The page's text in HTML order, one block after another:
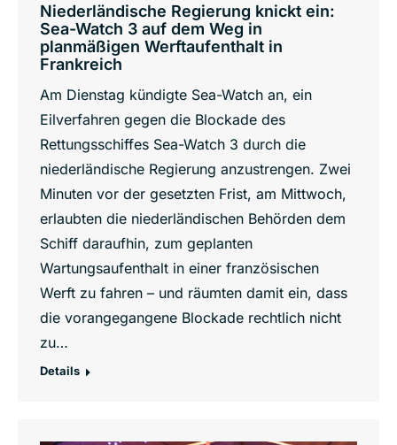
Niederländische Regierung knickt ein:
Sea-Watch 3 auf dem Weg in
planmäßigen Werftaufenthalt in
Frankreich
Am Dienstag kündigte Sea-Watch an, ein
Eilverfahren gegen die Blockade des
Rettungsschiffes Sea-Watch 3 durch die
niederländische Regierung anzustrengen. Zwei
Minuten vor der gesetzten Frist, am Mittwoch,
erlaubten die niederländischen Behörden dem
Schiff daraufhin, zum geplanten
Wartungsaufenthalt in einer französischen
Werft zu fahren – und räumten damit ein, dass
die vorangegangene Blockade rechtlich nicht
zu…
Details